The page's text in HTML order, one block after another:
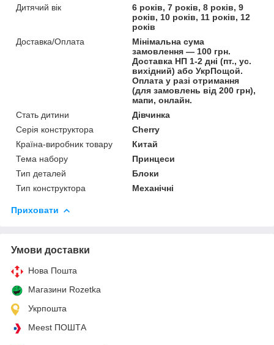
Дитячий вік
6 років, 7 років, 8 років, 9
років, 10 років, 11 років, 12
років
Доставка/Оплата
Мінімальна сума
замовлення — 100 грн.
Доставка НП 1-2 дні (пт., ус.
вихідний) або УкрПощой.
Оплата у разі отримання
(для замовлень від 200 грн),
мапи, онлайн.
Стать дитини
Дівчинка
Серія конструктора
Cherry
Країна-виробник товару
Китай
Тема набору
Принцеси
Тип деталей
Блоки
Тип конструктора
Механічні
Приховати
Умови доставки
Нова Пошта
Магазини Rozetka
Укрпошта
Meest ПОШТА